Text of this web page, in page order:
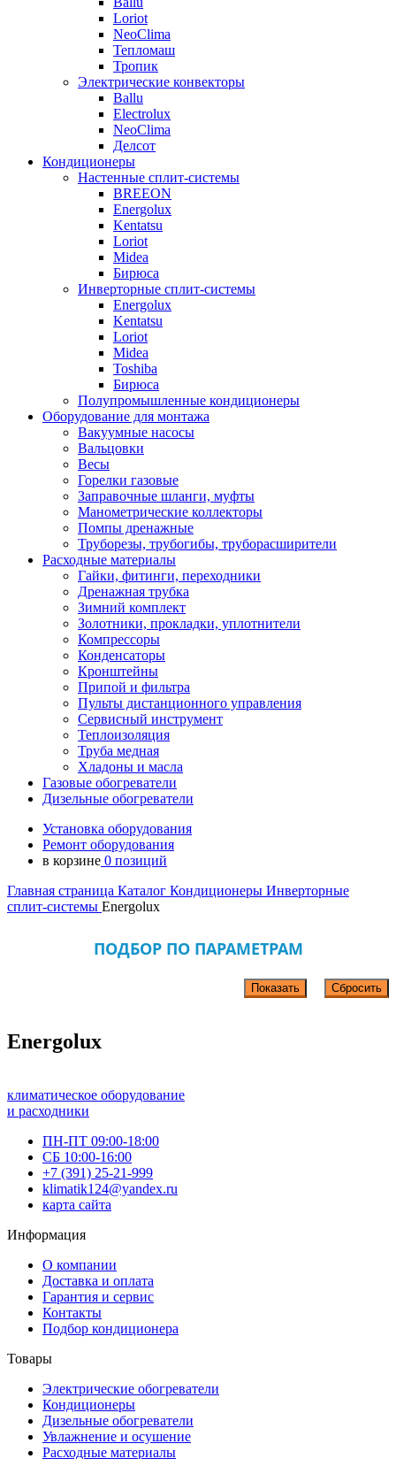
Loriot
NeoClima
Тепломаш
Тропик
Электрические конвекторы
Ballu
Electrolux
NeoClima
Делсот
Кондиционеры
Настенные сплит-системы
BREEON
Energolux
Kentatsu
Loriot
Midea
Бирюса
Инверторные сплит-системы
Energolux
Kentatsu
Loriot
Midea
Toshiba
Бирюса
Полупромышленные кондиционеры
Оборудование для монтажа
Вакуумные насосы
Вальцовки
Весы
Горелки газовые
Заправочные шланги, муфты
Манометрические коллекторы
Помпы дренажные
Труборезы, трубогибы, труборасширители
Расходные материалы
Гайки, фитинги, переходники
Дренажная трубка
Зимний комплект
Золотники, прокладки, уплотнители
Компрессоры
Конденсаторы
Кронштейны
Припой и фильтра
Пульты дистанционного управления
Сервисный инструмент
Теплоизоляция
Труба медная
Хладоны и масла
Газовые обогреватели
Дизельные обогреватели
Установка оборудования
Ремонт оборудования
в корзине 0 позиций
Главная страница Каталог Кондиционеры Инверторные
сплит-системы Energolux
ПОДБОР ПО ПАРАМЕТРАМ
Energolux
климатическое оборудование
и расходники
ПН-ПТ 09:00-18:00
СБ 10:00-16:00
+7 (391) 25-21-999
klimatik124@yandex.ru
карта сайта
Информация
О компании
Доставка и оплата
Гарантия и сервис
Контакты
Подбор кондиционера
Товары
Электрические обогреватели
Кондиционеры
Дизельные обогреватели
Увлажнение и осушение
Расходные материалы